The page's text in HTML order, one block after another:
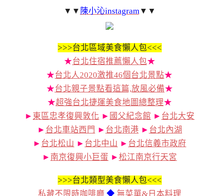
▼▼ 陳小沁instagram▼▼
>>>台北區域美食懶人包<<<
★台北住宿推薦懶人包★
★台北人2020激推46個台北景點★
★台北親子景點看這篇,放風必備★
★超強台北捷運美食地圖總整理★
► 東區忠孝復興敦化 ► 國父紀念館 ► 台北大安
► 台北車站西門 ► 台北南港 ► 台北內湖
► 台北松山 ► 台北中山 ► 台北信義市政府
► 南京復興小巨蛋 ► 松江南京行天宮
>>>台北類型美食懶人包<<<
私藏不限時咖啡廳 ◆ 無菜單&日本料理